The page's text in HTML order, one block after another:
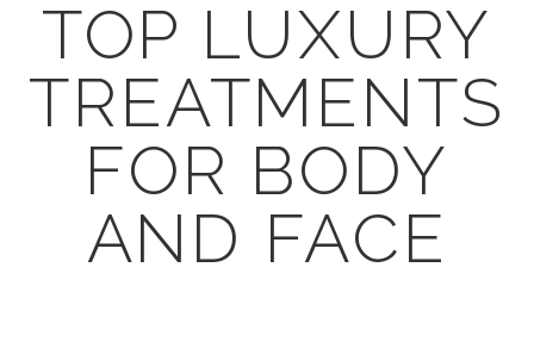
TOP LUXURY
TREATMENTS
FOR BODY
AND FACE